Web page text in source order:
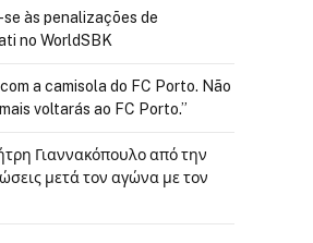
às penalizações de
no WorldSBK
a camisola do FC Porto. Não
voltarás ao FC Porto.”
Γιαννακόπουλο από την
μετά τον αγώνα με τον